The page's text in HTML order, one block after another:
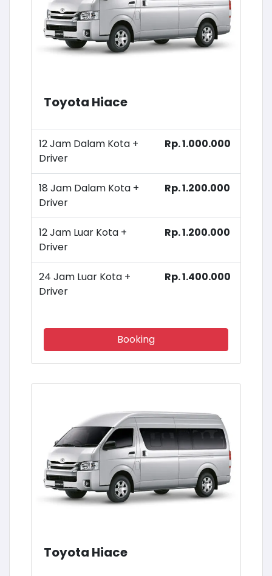
Toyota Hiace
12 Jam Dalam Kota +
Driver
Rp. 1.000.000
18 Jam Dalam Kota +
Driver
Rp. 1.200.000
12 Jam Luar Kota +
Driver
Rp. 1.200.000
24 Jam Luar Kota +
Driver
Rp. 1.400.000
Booking
Toyota Hiace